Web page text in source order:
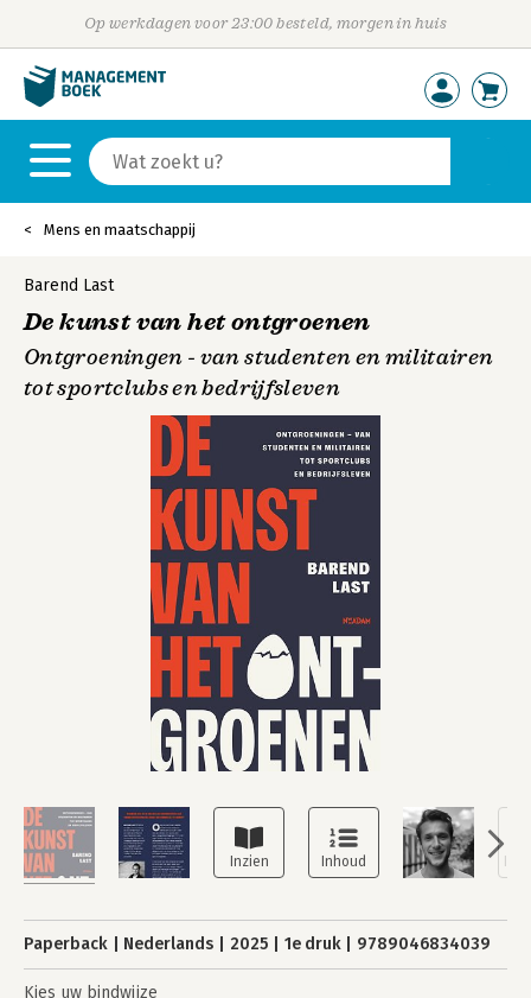
Op werkdagen voor 23:00 besteld, morgen in huis
Mens en maatschappij
Barend Last
De kunst van het ontgroenen
Ontgroeningen - van studenten en militairen
tot sportclubs en bedrijfsleven
Paperback Nederlands 2025 1e druk 9789046834039
Kies uw bindwijze